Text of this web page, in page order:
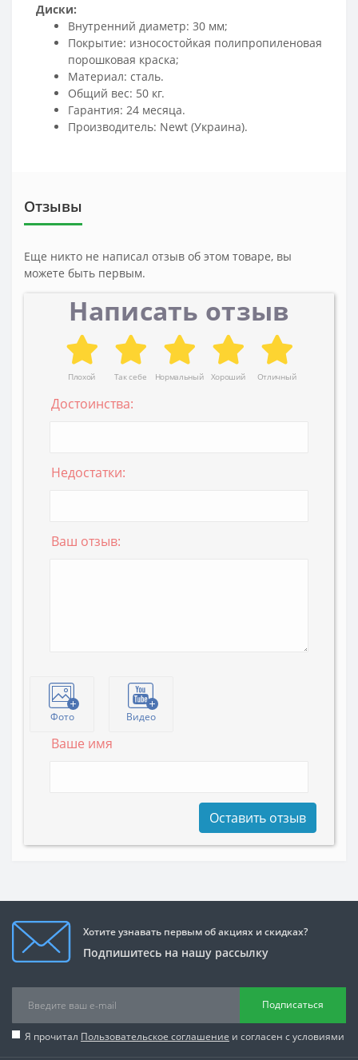
Диски:
Внутренний диаметр: 30 мм;
Покрытие: износостойкая полипропиленовая
порошковая краска;
Материал: сталь.
Общий вес: 50 кг.
Гарантия: 24 месяца.
Производитель: Newt (Украина).
Отзывы
Еще никто не написал отзыв об этом товаре, вы
можете быть первым.
Написать отзыв
Плохой Так себе Нормальный Хороший Отличный
Достоинства:
Недостатки:
Ваш отзыв:
Фото Видео
Ваше имя
Оставить отзыв
Хотите узнавать первым об акциях и скидках?
Подпишитесь на нашу рассылку
Подписаться
Я прочитал Пользовательское соглашение и согласен с условиями